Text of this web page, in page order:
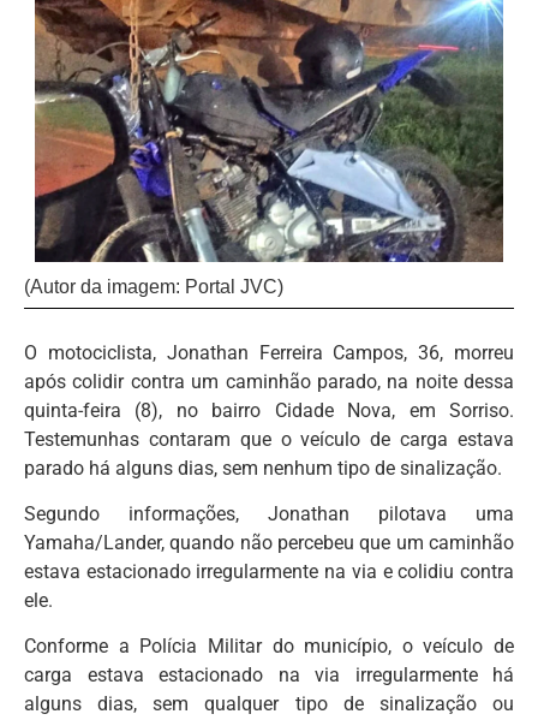
(Autor da imagem: Portal JVC)
O motociclista, Jonathan Ferreira Campos, 36, morreu
após colidir contra um caminhão parado, na noite dessa
quinta-feira (8), no bairro Cidade Nova, em Sorriso.
Testemunhas contaram que o veículo de carga estava
parado há alguns dias, sem nenhum tipo de sinalização.
Segundo informações, Jonathan pilotava uma
Yamaha/Lander, quando não percebeu que um caminhão
estava estacionado irregularmente na via e colidiu contra
ele.
Conforme a Polícia Militar do município, o veículo de
carga estava estacionado na via irregularmente há
alguns dias, sem qualquer tipo de sinalização ou